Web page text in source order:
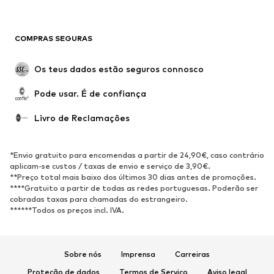
Novidades
Botas
Sapatos
Sapatos abertos
Exclusivo
DESPORTO
Sapatilhas de desporto
Mochilas e Sacos de desporto
Acessórios de desporto
ACESSÓRIOS
Malas e Mochilas
Relógios
Bijuteria
COMPRAS SEGURAS
Os teus dados estão seguros connosco
Pode usar. É de confiança
Livro de Reclamações
*Envio gratuito para encomendas a partir de 24,90€, caso contrário
aplicam-se custos / taxas de envio e serviço de 3,90€.
**Preço total mais baixo dos últimos 30 dias antes de promoções.
****Gratuito a partir de todas as redes portuguesas. Poderão ser
cobradas taxas para chamadas do estrangeiro.
******Todos os preços incl. IVA.
Sobre nós Imprensa
Carreiras
Proteção de dados
Termos de Serviço Aviso legal